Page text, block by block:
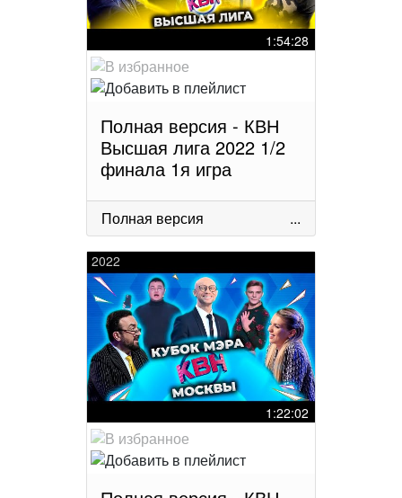
1:54:28
Полная версия - КВН
Высшая лига 2022 1/2
финала 1я игра
Полная версия ...
2022
1:22:02